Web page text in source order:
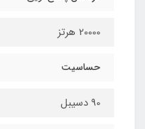
20000 هرتز
حساسیت
90 دسیبل